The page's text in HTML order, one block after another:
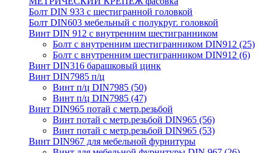
Болт DIN 933 с шестигранной головкой
Болт DIN603 мебельный с полукруг. головкой
Винт DIN 912 с внутренним шестигранником
Болт с внутренним шестигранником DIN912 (25)
Болт с внутренним шестигранником DIN912 (6)
Винт DIN316 барашковый цинк
Винт DIN7985 п/ц
Винт п/ц DIN7985 (50)
Винт п/ц DIN7985 (47)
Винт DIN965 потай с метр.резьбой
Винт потай с метр.резьбой DIN965 (56)
Винт потай с метр.резьбой DIN965 (53)
Винт DIN967 для мебельной фурнитуры